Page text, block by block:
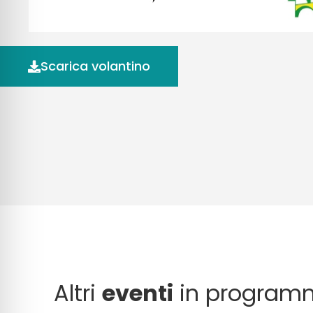
Scarica volantino
Altrieventi in